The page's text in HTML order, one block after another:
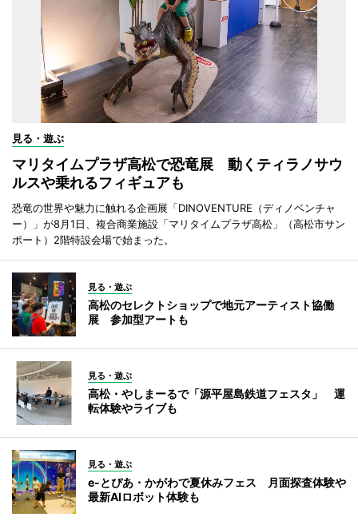
見る・遊ぶ
マリタイムプラザ高松で恐竜展 動くティラノサウ
ルスや乗れるフィギュアも
恐竜の世界や魅力に触れる企画展「DINOVENTURE（ディノベンチャ
ー）」が8月1日、複合商業施設「マリタイムプラザ高松」（高松市サン
ポート）2階特設会場で始まった。
見る・遊ぶ
高松のセレクトショップで地元アーティスト協働
展 参加型アートも
見る・遊ぶ
高松・やしまーるで「源平屋島鉄道フェスタ」 運
転体験やライブも
見る・遊ぶ
e-とぴあ・かがわで夏休みフェス 月面探査体験や
最新AIロボット体験も